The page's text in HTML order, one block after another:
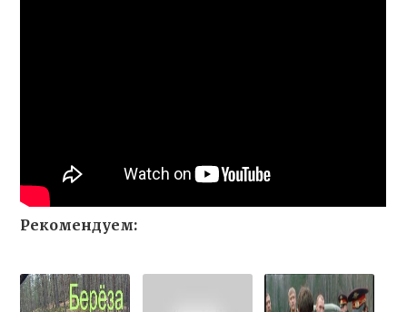
Рекомендуем: